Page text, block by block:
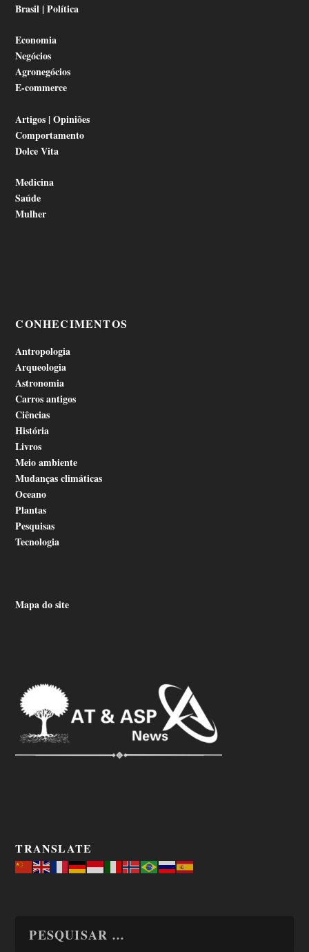
Brasil | Política
Economia
Negócios
Agronegócios
E-commerce
Artigos | Opiniões
Comportamento
Dolce Vita
Medicina
Saúde
Mulher
CONHECIMENTOS
Antropologia
Arqueologia
Astronomia
Carros antigos
Ciências
História
Livros
Meio ambiente
Mudanças climáticas
Oceano
Plantas
Pesquisas
Tecnologia
Mapa do site
TRANSLATE